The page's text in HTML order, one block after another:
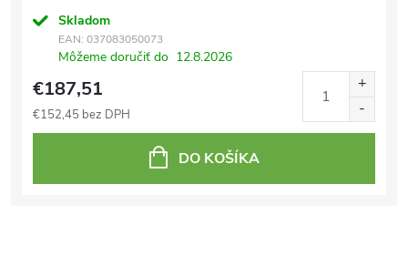
Skladom
EAN: 037083050073
Môžeme doručiť do 12.8.2026
€187,51
€152,45 bez DPH
DO KOŠÍKA